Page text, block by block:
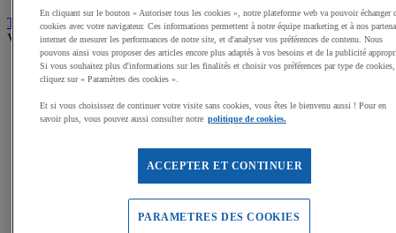
Textile Multisport
Voir tous les produits
Shorts de sport
Sous-vêtements sport
Premieres couches, sous-maillots
Débardeurs de sport
Maillots de bain, combinaisons de natation
Tee-shirts de sport
En cliquant sur le bouton « Autoriser tous les cookies », notre plateforme web va pouvoir échanger
cookies avec votre navigateur. Ces informations permettent à notre équipe marketing et à nos
internet de mesurer les performances de notre site, et d'analyser vos préférences de contenu. Nous
pouvons ainsi vous proposer des articles encore plus adaptés à vos besoins et de la publicité
Si vous souhaitez plus d'informations sur les finalités et choisir vos préférences par type de cookies,
cliquez sur « Paramètres des cookies ».
Et si vous choisissez de continuer votre visite sans cookies, vous êtes le bienvenu aussi ! Pour en
savoir plus, vous pouvez aussi consulter notre politique de cookies.
ACCEPTER ET CONTINUER
PARAMETRES DES COOKIES